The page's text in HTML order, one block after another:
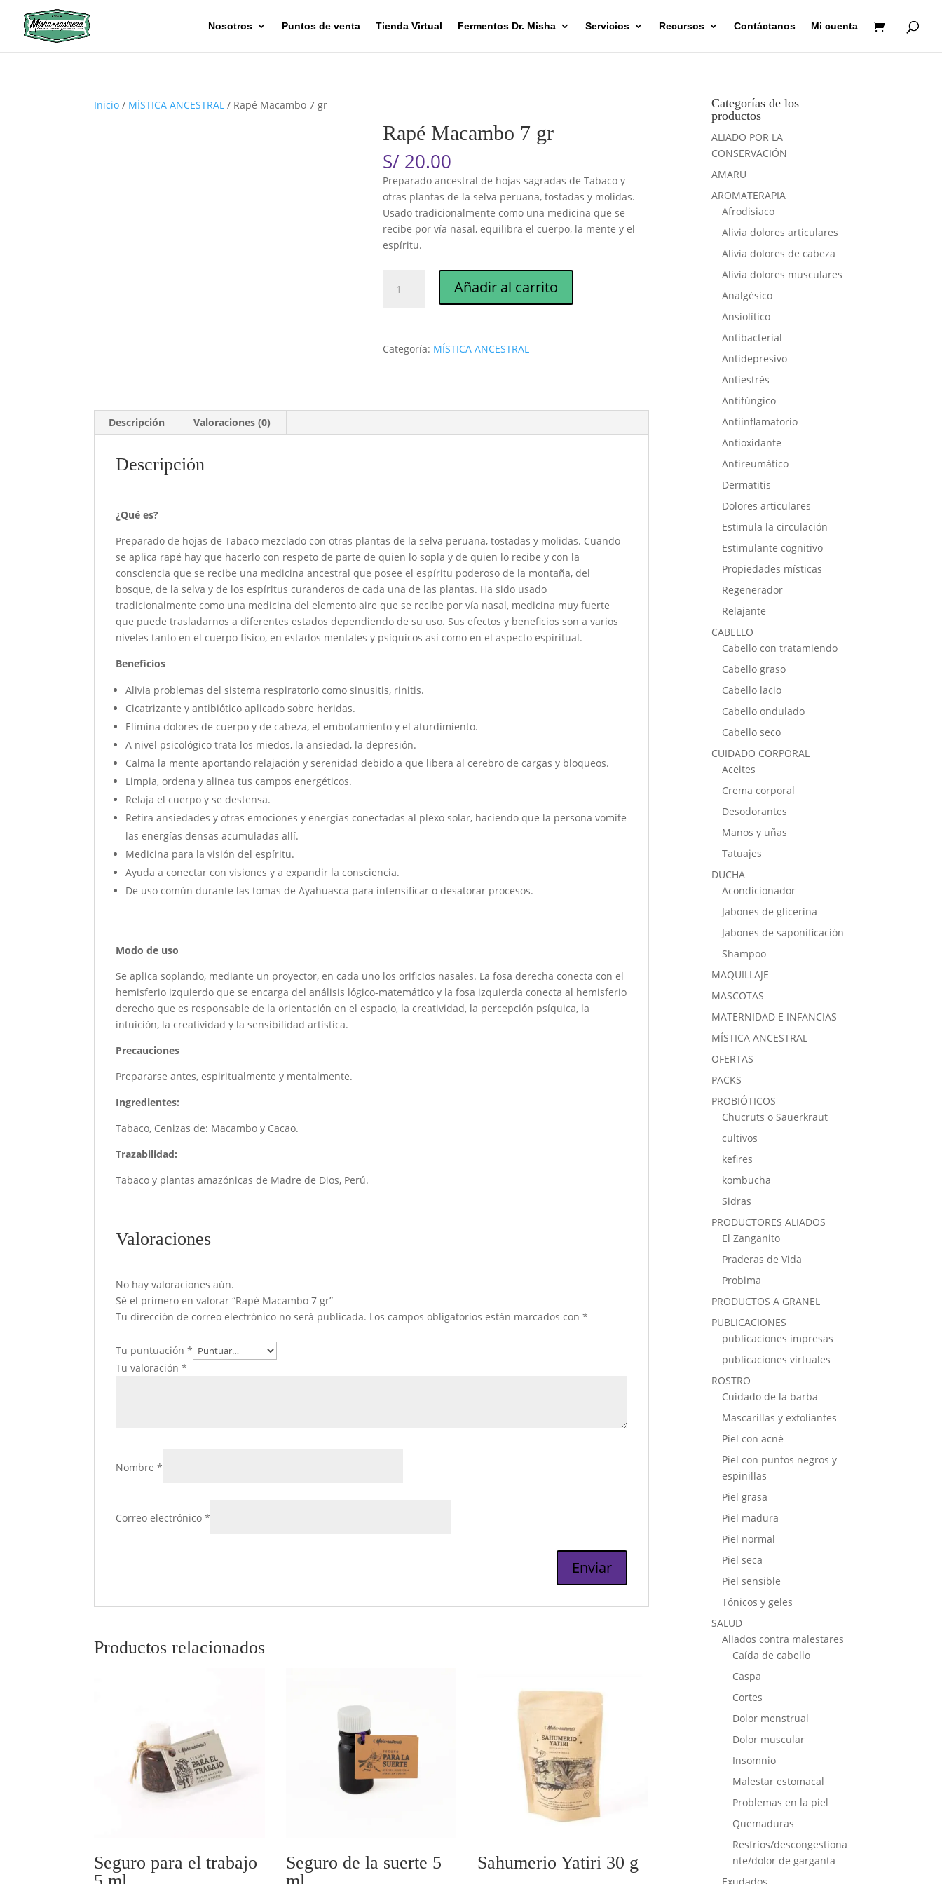
Nosotros Puntos de venta Tienda Virtual Fermentos Dr. Misha Servicios Recursos Contáctanos Mi cuenta
Inicio / MÍSTICA ANCESTRAL / Rapé Macambo 7 gr
Rapé Macambo 7 gr
S/ 20.00
Preparado ancestral de hojas sagradas de Tabaco y
otras plantas de la selva peruana, tostadas y molidas.
Usado tradicionalmente como una medicina que se
recibe por vía nasal, equilibra el cuerpo, la mente y el
espíritu.
Macambo
cantidad
Añadir al carrito
Categoría: MÍSTICA ANCESTRAL
Descripción Valoraciones (0)
Descripción
¿Qué es?
Preparado de hojas de Tabaco mezclado con otras plantas de la selva peruana, tostadas y molidas. Cuando
se aplica rapé hay que hacerlo con respeto de parte de quien lo sopla y de quien lo recibe y con la
consciencia que se recibe una medicina ancestral que posee el espíritu poderoso de la montaña, del
bosque, de la selva y de los espíritus curanderos de cada una de las plantas. Ha sido usado
tradicionalmente como una medicina del elemento aire que se recibe por vía nasal, medicina muy fuerte
que puede trasladarnos a diferentes estados dependiendo de su uso. Sus efectos y beneficios son a varios
niveles tanto en el cuerpo físico, en estados mentales y psíquicos así como en el aspecto espiritual.
Beneficios
Alivia problemas del sistema respiratorio como sinusitis, rinitis.
Cicatrizante y antibiótico aplicado sobre heridas.
Elimina dolores de cuerpo y de cabeza, el embotamiento y el aturdimiento.
A nivel psicológico trata los miedos, la ansiedad, la depresión.
Calma la mente aportando relajación y serenidad debido a que libera al cerebro de cargas y bloqueos.
Limpia, ordena y alinea tus campos energéticos.
Relaja el cuerpo y se destensa.
Retira ansiedades y otras emociones y energías conectadas al plexo solar, haciendo que la persona vomite
las energías densas acumuladas allí.
Medicina para la visión del espíritu.
Ayuda a conectar con visiones y a expandir la consciencia.
De uso común durante las tomas de Ayahuasca para intensificar o desatorar procesos.
Modo de uso
Se aplica soplando, mediante un proyector, en cada uno los orificios nasales. La fosa derecha conecta con el
hemisferio izquierdo que se encarga del análisis lógico-matemático y la fosa izquierda conecta al hemisferio
derecho que es responsable de la orientación en el espacio, la creatividad, la percepción psíquica, la
intuición, la creatividad y la sensibilidad artística.
Precauciones
Prepararse antes, espiritualmente y mentalmente.
Ingredientes:
Tabaco, Cenizas de: Macambo y Cacao.
Trazabilidad:
Tabaco y plantas amazónicas de Madre de Dios, Perú.
Valoraciones
No hay valoraciones aún.
Sé el primero en valorar “Rapé Macambo 7 gr”
Tu dirección de correo electrónico no será publicada. Los campos obligatorios están marcados con*
Tu puntuación*
Tu valoración*
Nombre*
Correo electrónico*
Productos relacionados
Seguro para el trabajo
Seguro de la suerte 5
Sahumerio Yatiri 30 g
Categorías de los
productos
ALIADO POR LA
CONSERVACIÓN
AMARU
AROMATERAPIA
Afrodisiaco
Alivia dolores articulares
Alivia dolores de cabeza
Alivia dolores musculares
Analgésico
Ansiolítico
Antibacterial
Antidepresivo
Antiestrés
Antifúngico
Antiinflamatorio
Antioxidante
Antireumático
Dermatitis
Dolores articulares
Estimula la circulación
Estimulante cognitivo
Propiedades místicas
Regenerador
Relajante
CABELLO
Cabello con tratamiendo
Cabello graso
Cabello lacio
Cabello ondulado
Cabello seco
CUIDADO CORPORAL
Aceites
Crema corporal
Desodorantes
Manos y uñas
Tatuajes
DUCHA
Acondicionador
Jabones de glicerina
Jabones de saponificación
Shampoo
MAQUILLAJE
MASCOTAS
MATERNIDAD E INFANCIAS
MÍSTICA ANCESTRAL
OFERTAS
PACKS
PROBIÓTICOS
Chucruts o Sauerkraut
cultivos
kefires
kombucha
Sidras
PRODUCTORES ALIADOS
El Zanganito
Praderas de Vida
Probima
PRODUCTOS A GRANEL
PUBLICACIONES
publicaciones impresas
publicaciones virtuales
ROSTRO
Cuidado de la barba
Mascarillas y exfoliantes
Piel con acné
Piel con puntos negros y
espinillas
Piel grasa
Piel madura
Piel normal
Piel seca
Piel sensible
Tónicos y geles
SALUD
Aliados contra malestares
Caída de cabello
Caspa
Cortes
Dolor menstrual
Dolor muscular
Insomnio
Malestar estomacal
Problemas en la piel
Quemaduras
Resfríos/descongestiona
nte/dolor de garganta